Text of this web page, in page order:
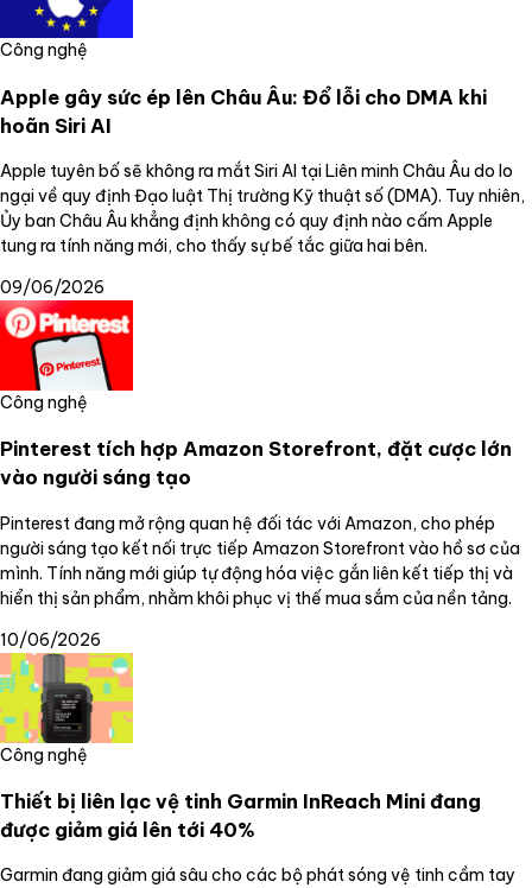
Công nghệ
Apple gây sức ép lên Châu Âu: Đổ lỗi cho DMA khi
hoãn Siri AI
Apple tuyên bố sẽ không ra mắt Siri AI tại Liên minh Châu Âu do lo
ngại về quy định Đạo luật Thị trường Kỹ thuật số (DMA). Tuy nhiên,
Ủy ban Châu Âu khẳng định không có quy định nào cấm Apple
tung ra tính năng mới, cho thấy sự bế tắc giữa hai bên.
09/06/2026
Công nghệ
Pinterest tích hợp Amazon Storefront, đặt cược lớn
vào người sáng tạo
Pinterest đang mở rộng quan hệ đối tác với Amazon, cho phép
người sáng tạo kết nối trực tiếp Amazon Storefront vào hồ sơ của
mình. Tính năng mới giúp tự động hóa việc gắn liên kết tiếp thị và
hiển thị sản phẩm, nhằm khôi phục vị thế mua sắm của nền tảng.
10/06/2026
Công nghệ
Thiết bị liên lạc vệ tinh Garmin InReach Mini đang
được giảm giá lên tới 40%
Garmin đang giảm giá sâu cho các bộ phát sóng vệ tinh cầm tay